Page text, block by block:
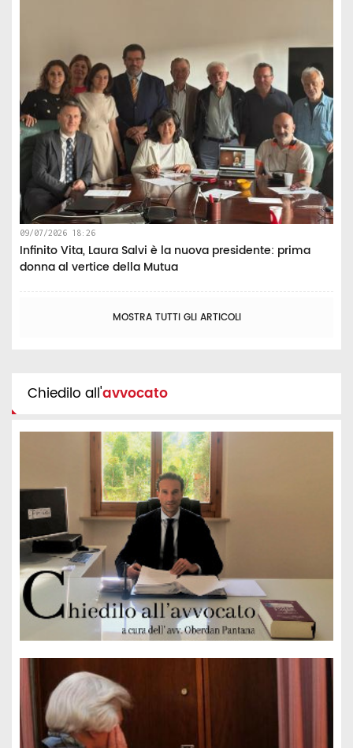
09/07/2026 18:26
Infinito Vita, Laura Salvi è la nuova presidente: prima
donna al vertice della Mutua
MOSTRA TUTTI GLI ARTICOLI
Chiedilo all'avvocato